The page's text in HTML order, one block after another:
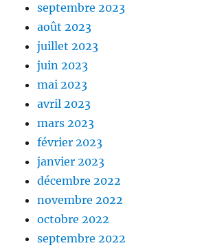
septembre 2023
août 2023
juillet 2023
juin 2023
mai 2023
avril 2023
mars 2023
février 2023
janvier 2023
décembre 2022
novembre 2022
octobre 2022
septembre 2022